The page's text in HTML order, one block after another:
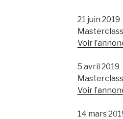
21 juin 2019
Voir
5 avril 2019
Voir
14 mars